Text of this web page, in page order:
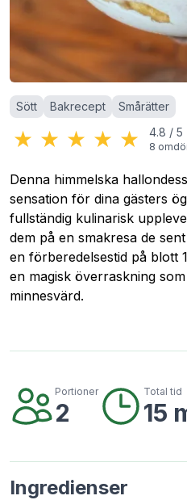
Kategorier:
Sött Bakrecept Smårätter
★ ★ ★ ★ ★ 4.8 / 5
8
Denna himmelska
sensation för dina gästers
fullständig kulinarisk
dem på en smakresa de
en förberedelsestid på blott
en magisk överraskning
minnesvärd.
Portioner
2
Total tid
15
Ingredienser